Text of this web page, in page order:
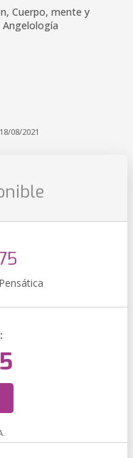
Cuerpo, mente y
08/2021